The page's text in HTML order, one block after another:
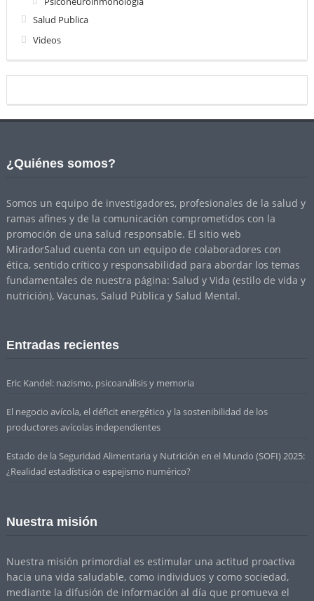
Salud Publica
Videos
¿Quiénes somos?
Somos un equipo de investigadores, profesionales de la salud y
ramas afines y de la comunicación comprometidos con la
promoción de una salud responsable. El sitio web
MiradorSalud cuenta con un equipo de colaboradores con
ética, sentido crítico y responsabilidad para abordar los temas
fundamentales de nuestra página: Salud y Vida (estilo de vida y
nutrición), Vacunas, Salud Pública y Salud Mental.
Entradas recientes
Eric Kandel: nazismo, psicoanálisis y memoria
El negocio avícola, el déficit energético y la sostenibilidad de los
productores avícolas independientes
Estado de la Seguridad Alimentaria y Nutrición en el Mundo (SOFI) 2025:
¿Realidad estadística o espejismo numérico?
Nuestra misión
Nuestra misión primordial es estimular una actitud proactiva
hacia una vida saludable, como individuos y como sociedad,
mediante la difusión de información al día que promueva el